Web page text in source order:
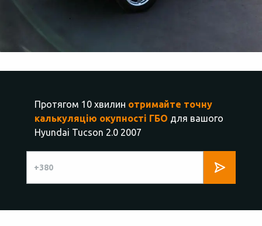
Протягом 10 хвилин отримайте точну
калькуляцію окупності ГБО для вашого
Hyundai Tucson 2.0 2007